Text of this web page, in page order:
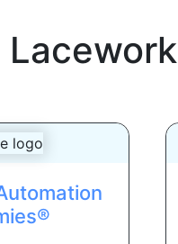
Lacework